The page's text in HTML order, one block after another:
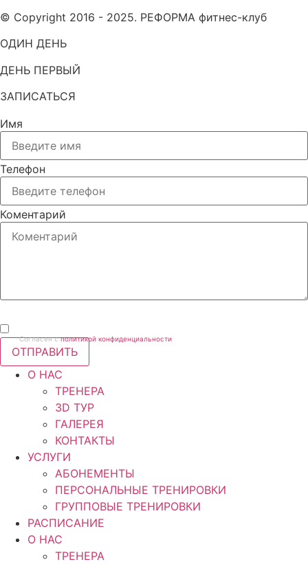
© Copyright 2016 - 2025. РЕФОРМА фитнес-клуб
ОДИН ДЕНЬ
ДЕНЬ ПЕРВЫЙ
ЗАПИСАТЬСЯ
Имя
Телефон
Коментарий
Согласен с политикой конфиденциальности
ОТПРАВИТЬ
О НАС
ТРЕНЕРА
3D ТУР
ГАЛЕРЕЯ
КОНТАКТЫ
УСЛУГИ
АБОНЕМЕНТЫ
ПЕРСОНАЛЬНЫЕ ТРЕНИРОВКИ
ГРУППОВЫЕ ТРЕНИРОВКИ
РАСПИСАНИЕ
О НАС
ТРЕНЕРА